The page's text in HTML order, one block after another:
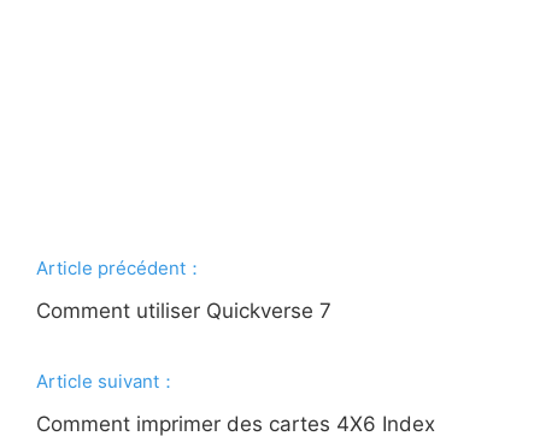
Article précédent：
Comment utiliser Quickverse 7
Article suivant：
Comment imprimer des cartes 4X6 Index